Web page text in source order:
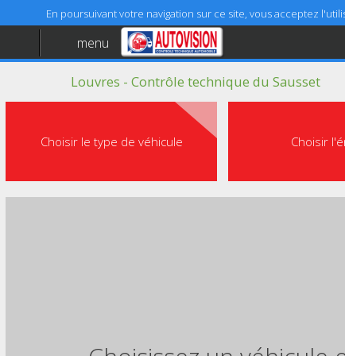
En poursuivant votre navigation sur ce site, vous acceptez
menu
Louvres - Contrôle technique du Sausset
Choisir le type de véhicule Choisir